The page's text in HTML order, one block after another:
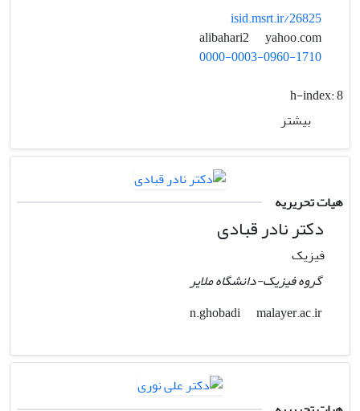
isid.msrt.ir/26825
yahoo.com
0000-0003-0960-1710
h-index:8
بیشتر
هیات تحریریه
دکتر نادر قبادی
فیزیک
گروه فیزیک-دانشگاه ملایر
n.ghobadi
malayer.ac.ir